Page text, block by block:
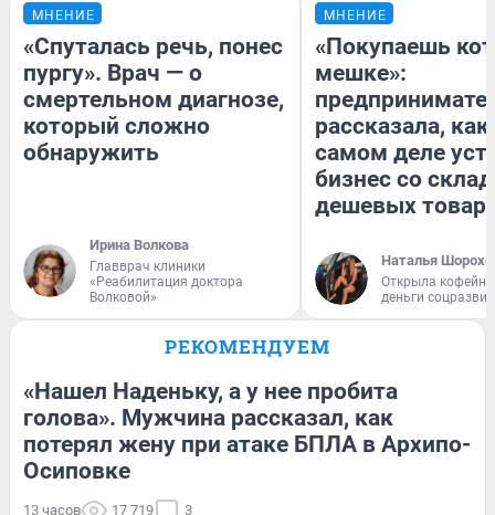
МНЕНИЕ
«Спуталась речь, понес
пургу». Врач — о
смертельном диагнозе,
который сложно
обнаружить
Ирина Волкова
Главврач клиники
«Реабилитация доктора
Волковой»
МНЕНИЕ
«Покупаешь
мешке»:
рассказала, как
самом деле
бизнес со
дешевых
Наталья
Открыла
деньги
РЕКОМЕНДУЕМ
«Нашел Наденьку, а у нее пробита
голова». Мужчина рассказал, как
потерял жену при атаке БПЛА в Архипо-
Осиповке
13 часов 17 719 3